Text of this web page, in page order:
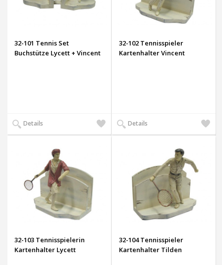
32-101 Tennis Set
Buchstütze Lycett + Vincent
Details
Auf
den
32-102 Tennisspieler
Kartenhalter Vincent
Details
Auf
den
32-103 Tennisspielerin
Kartenhalter Lycett
32-104 Tennisspieler
Kartenhalter Tilden